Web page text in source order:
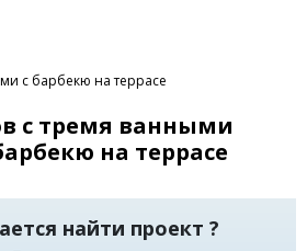
с барбекю на террасе
с тремя ванными
на террасе
найти проект ?